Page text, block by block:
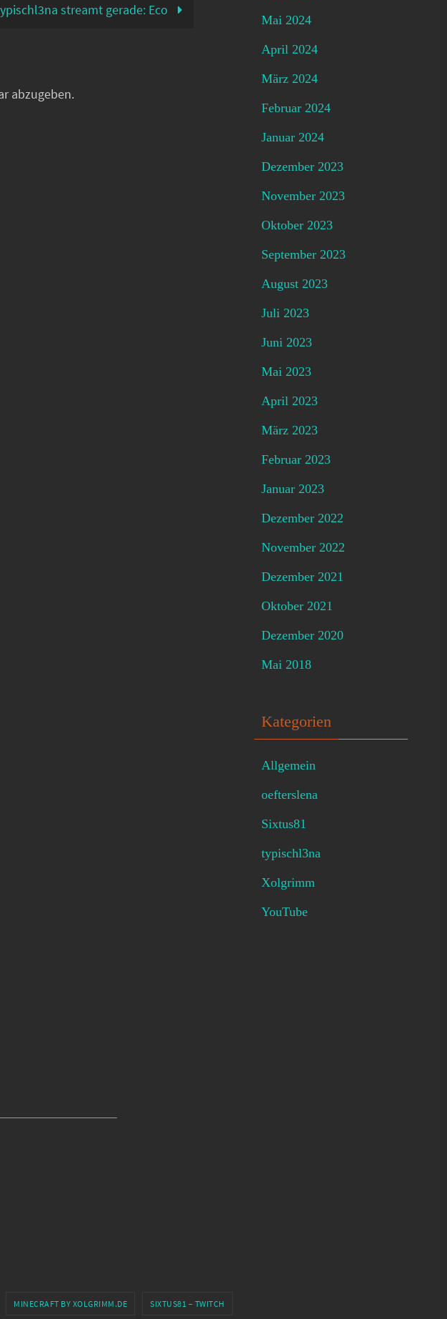
streamt gerade: Eco
abzugeben.
Mai 2024
April 2024
März 2024
Februar 2024
Januar 2024
Dezember 2023
November 2023
Oktober 2023
September 2023
August 2023
Juli 2023
Juni 2023
Mai 2023
April 2023
März 2023
Februar 2023
Januar 2023
Dezember 2022
November 2022
Dezember 2021
Oktober 2021
Dezember 2020
Mai 2018
Kategorien
Allgemein
oefterslena
Sixtus81
typischl3na
Xolgrimm
YouTube
MINECRAFT BY XOLGRIMM.DE SIXTUS81 – TWITCH